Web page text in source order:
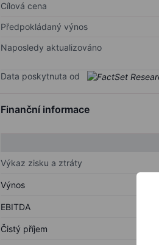
Cílová cena
Předpokládaný výnos
Naposledy aktualizováno
Data poskytnuta od
Finanční informace
Výkaz zisku a ztráty
Výnos
EBITDA
Čistý příjem